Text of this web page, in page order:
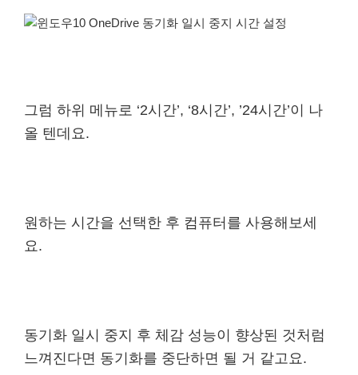
그럼 하위 메뉴로 ‘2시간’, ‘8시간’, ’24시간’이 나
올 텐데요.
원하는 시간을 선택한 후 컴퓨터를 사용해보세
요.
동기화 일시 중지 후 체감 성능이 향상된 것처럼
느껴진다면 동기화를 중단하면 될 거 같고요.